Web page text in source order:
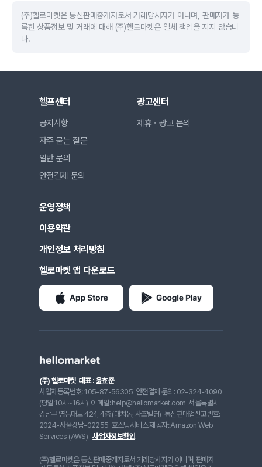
(주)헬로마켓은 통신판매중개자로서 거래당사자가 아니며, 판매자가 등
록한 상품정보 및 거래에 대해 (주)헬로마켓은 일체 책임을 지지 않습니
다.
헬프센터
공지사항
자주 묻는 질문
일반 문의
안전결제 문의
광고센터
제휴ㆍ광고 문의
운영정책
이용약관
개인정보 처리방침
헬로마켓 앱 다운로드
(주) 헬로마켓 대표 : 윤효준
사업자등록번호: 105-87-56305 안전결제 문의: 02-324-4090
(평일 10시~16시) 이메일: help@hellomarket.com 서울특별시
강남구 영동대로 424, 4층 (대치동, 사조빌딩) 통신판매업신고번호:
2024-서울강남-02255 호스팅서비스 제공자: Amazon Web
Services (AWS) 사업자정보확인
(주)헬로마켓은 통신판매중개자로서 거래당사자가 아니며, 판매자